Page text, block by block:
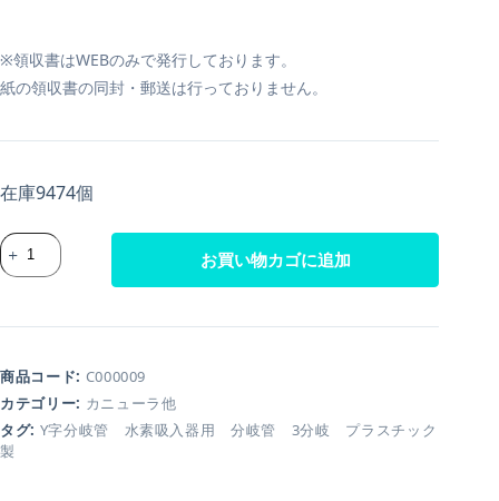
※領収書はWEBのみで発行しております。
紙の領収書の同封・郵送は行っておりません。
在庫9474個
お買い物カゴに追加
商品コード: C000009
カテゴリー: カニューラ他
タグ: Y字分岐管 水素吸入器用 分岐管 3分岐 プラスチック
製